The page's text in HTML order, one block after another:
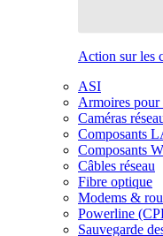
Action sur les
ASI
Armoires pour
Caméras
Composants
Composants
Câbles réseau
Fibre optique
Modems &
Powerline
Sauvegarde